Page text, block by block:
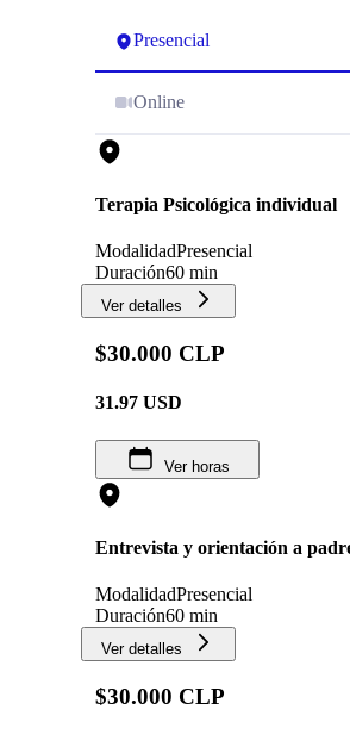
Presencial
Online
Terapia Psicológica individual
ModalidadPresencial
Duración60 min
Ver detalles
$30.000 CLP
31.97 USD
Ver horas
Entrevista y orientación a
ModalidadPresencial
Duración60 min
Ver detalles
$30.000 CLP